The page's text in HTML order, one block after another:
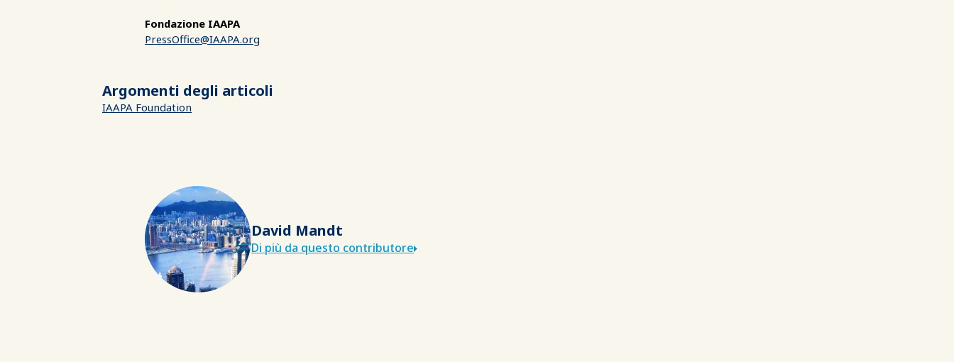
Fondazione IAAPA
PressOffice@IAAPA.org
Argomenti degli articoli
IAAPA Foundation
David Mandt
Di più da questo contributore